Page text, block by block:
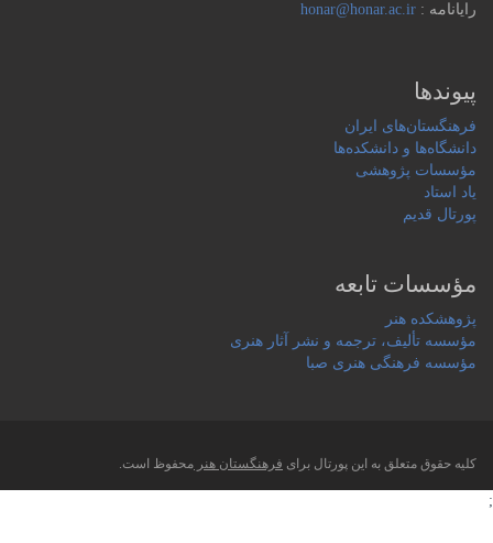
رایانامه :honar@honar.ac.ir
پیوندها
فرهنگستان‌های ایران
دانشگاه‌ها و دانشکده‌ها
مؤسسات پژوهشی
یاد استاد
پورتال قدیم
مؤسسات تابعه
پژوهشکده هنر
مؤسسه تألیف، ترجمه و نشر آثار هنری
مؤسسه فرهنگی هنری صبا
کلیه حقوق متعلق به این پورتال برای فرهنگستان هنرمحفوظ است.